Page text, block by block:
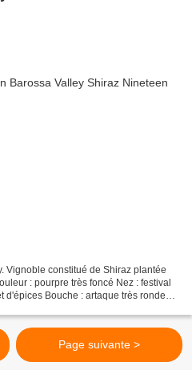
Vignoble constitué de Shiraz plantée
: pourpre très foncé Nez : festival
d'épices Bouche : artaque très ronde
Page suivante >